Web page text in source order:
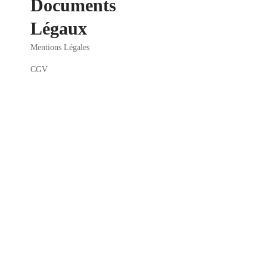
Documents
Légaux
Mentions Légales
CGV